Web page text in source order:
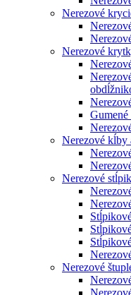
Nerezové
Nerezové
Nerezové kĺby
Nerezové
Nerezové